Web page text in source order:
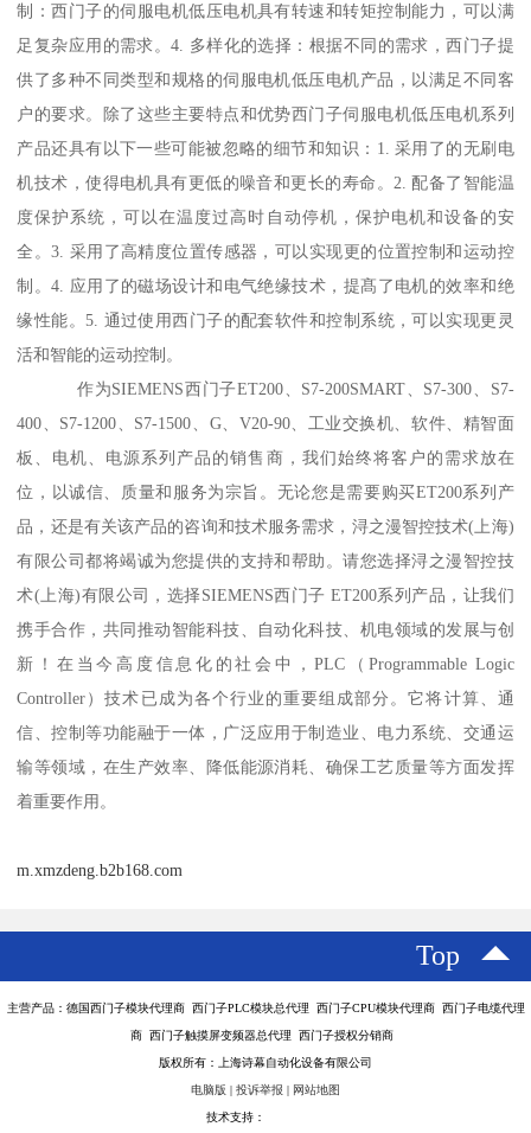
制：西门子的伺服电机低压电机具有转速和转矩控制能力，可以满
足复杂应用的需求。4. 多样化的选择：根据不同的需求，西门子提
供了多种不同类型和规格的伺服电机低压电机产品，以满足不同客
户的要求。除了这些主要特点和优势西门子伺服电机低压电机系列
产品还具有以下一些可能被忽略的细节和知识：1. 采用了的无刷电
机技术，使得电机具有更低的噪音和更长的寿命。2. 配备了智能温
度保护系统，可以在温度过高时自动停机，保护电机和设备的安
全。3. 采用了高精度位置传感器，可以实现更的位置控制和运动控
制。4. 应用了的磁场设计和电气绝缘技术，提髙了电机的效率和绝
缘性能。5. 通过使用西门子的配套软件和控制系统，可以实现更灵
活和智能的运动控制。
作为SIEMENS西门子ET200、S7-200SMART、S7-300、S7-
400、S7-1200、S7-1500、G、V20-90、工业交换机、软件、精智面
板、电机、电源系列产品的销售商，我们始终将客户的需求放在
位，以诚信、质量和服务为宗旨。无论您是需要购买ET200系列产
品，还是有关该产品的咨询和技术服务需求，浔之漫智控技术(上海)
有限公司都将竭诚为您提供的支持和帮助。请您选择浔之漫智控技
术(上海)有限公司，选择SIEMENS西门子 ET200系列产品，让我们
携手合作，共同推动智能科技、自动化科技、机电领域的发展与创
新！在当今高度信息化的社会中，PLC（Programmable Logic
Controller）技术已成为各个行业的重要组成部分。它将计算、通
信、控制等功能融于一体，广泛应用于制造业、电力系统、交通运
输等领域，在生产效率、降低能源消耗、确保工艺质量等方面发挥
着重要作用。
m.xmzdeng.b2b168.com
Top
主营产品：德国西门子模块代理商 西门子PLC模块总代理 西门子CPU模块代理商 西门子电缆代理
商 西门子触摸屏变频器总代理 西门子授权分销商
版权所有：上海诗幕自动化设备有限公司
电脑版 | 投诉举报 | 网站地图
技术支持：